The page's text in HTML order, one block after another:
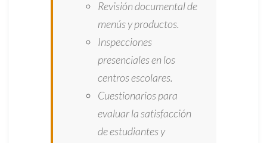
Revisión documental de
menús y productos.
Inspecciones
presenciales en los
centros escolares.
Cuestionarios para
evaluar la satisfacción
de estudiantes y